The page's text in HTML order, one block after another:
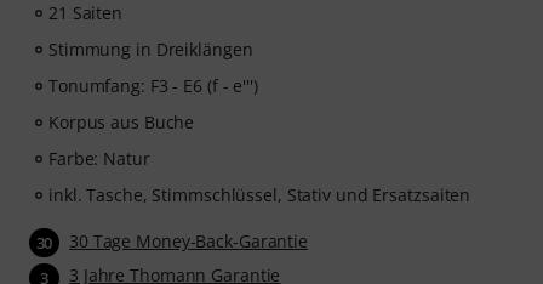
21 Saiten
Stimmung in Dreiklängen
Tonumfang: F3 - E6 (f - e''')
Korpus aus Buche
Farbe: Natur
inkl. Tasche, Stimmschlüssel, Stativ und Ersatzsaiten
30 30 Tage Money-Back-Garantie
3 3 Jahre Thomann Garantie